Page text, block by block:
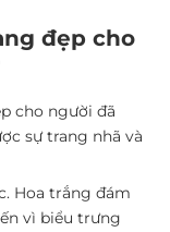
đẹp cho
cho người đã
sự trang nhã và
Hoa trắng đám
vì biểu trưng